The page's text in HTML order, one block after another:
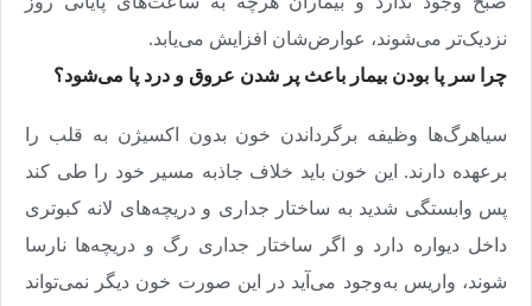
نزدیک‌تر می‌شوند، عوارض‌شان افزایش می‌یابد.
چرا سر پا بودن بیمار باعث پر شدن عروق و درد پا می‌شود؟
سیاهرگ‌ها وظیفه برگرداندن خون بدون اکسیژن به قلب را
برعهده دارند. این خون باید خلاف جاذبه مسیر خود را طی کند
پس وابستگی شدید به ساختار جداری و دریچه‌های لانه کبوتری
داخل دیواره دارد و اگر ساختار جداری رگ و دریچه‌ها نارسا
شوند، واریس به‌وجود می‌آید در این صورت خون دیگر نمی‌تواند